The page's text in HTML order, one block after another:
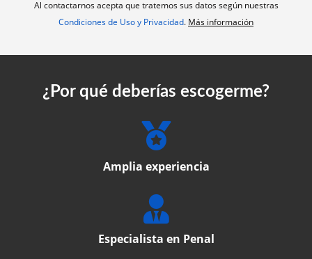
Al contactarnos acepta que tratemos sus datos según nuestras
Condiciones de Uso y Privacidad. Más información
¿Por qué deberías escogerme?
Amplia experiencia
Especialista en Penal